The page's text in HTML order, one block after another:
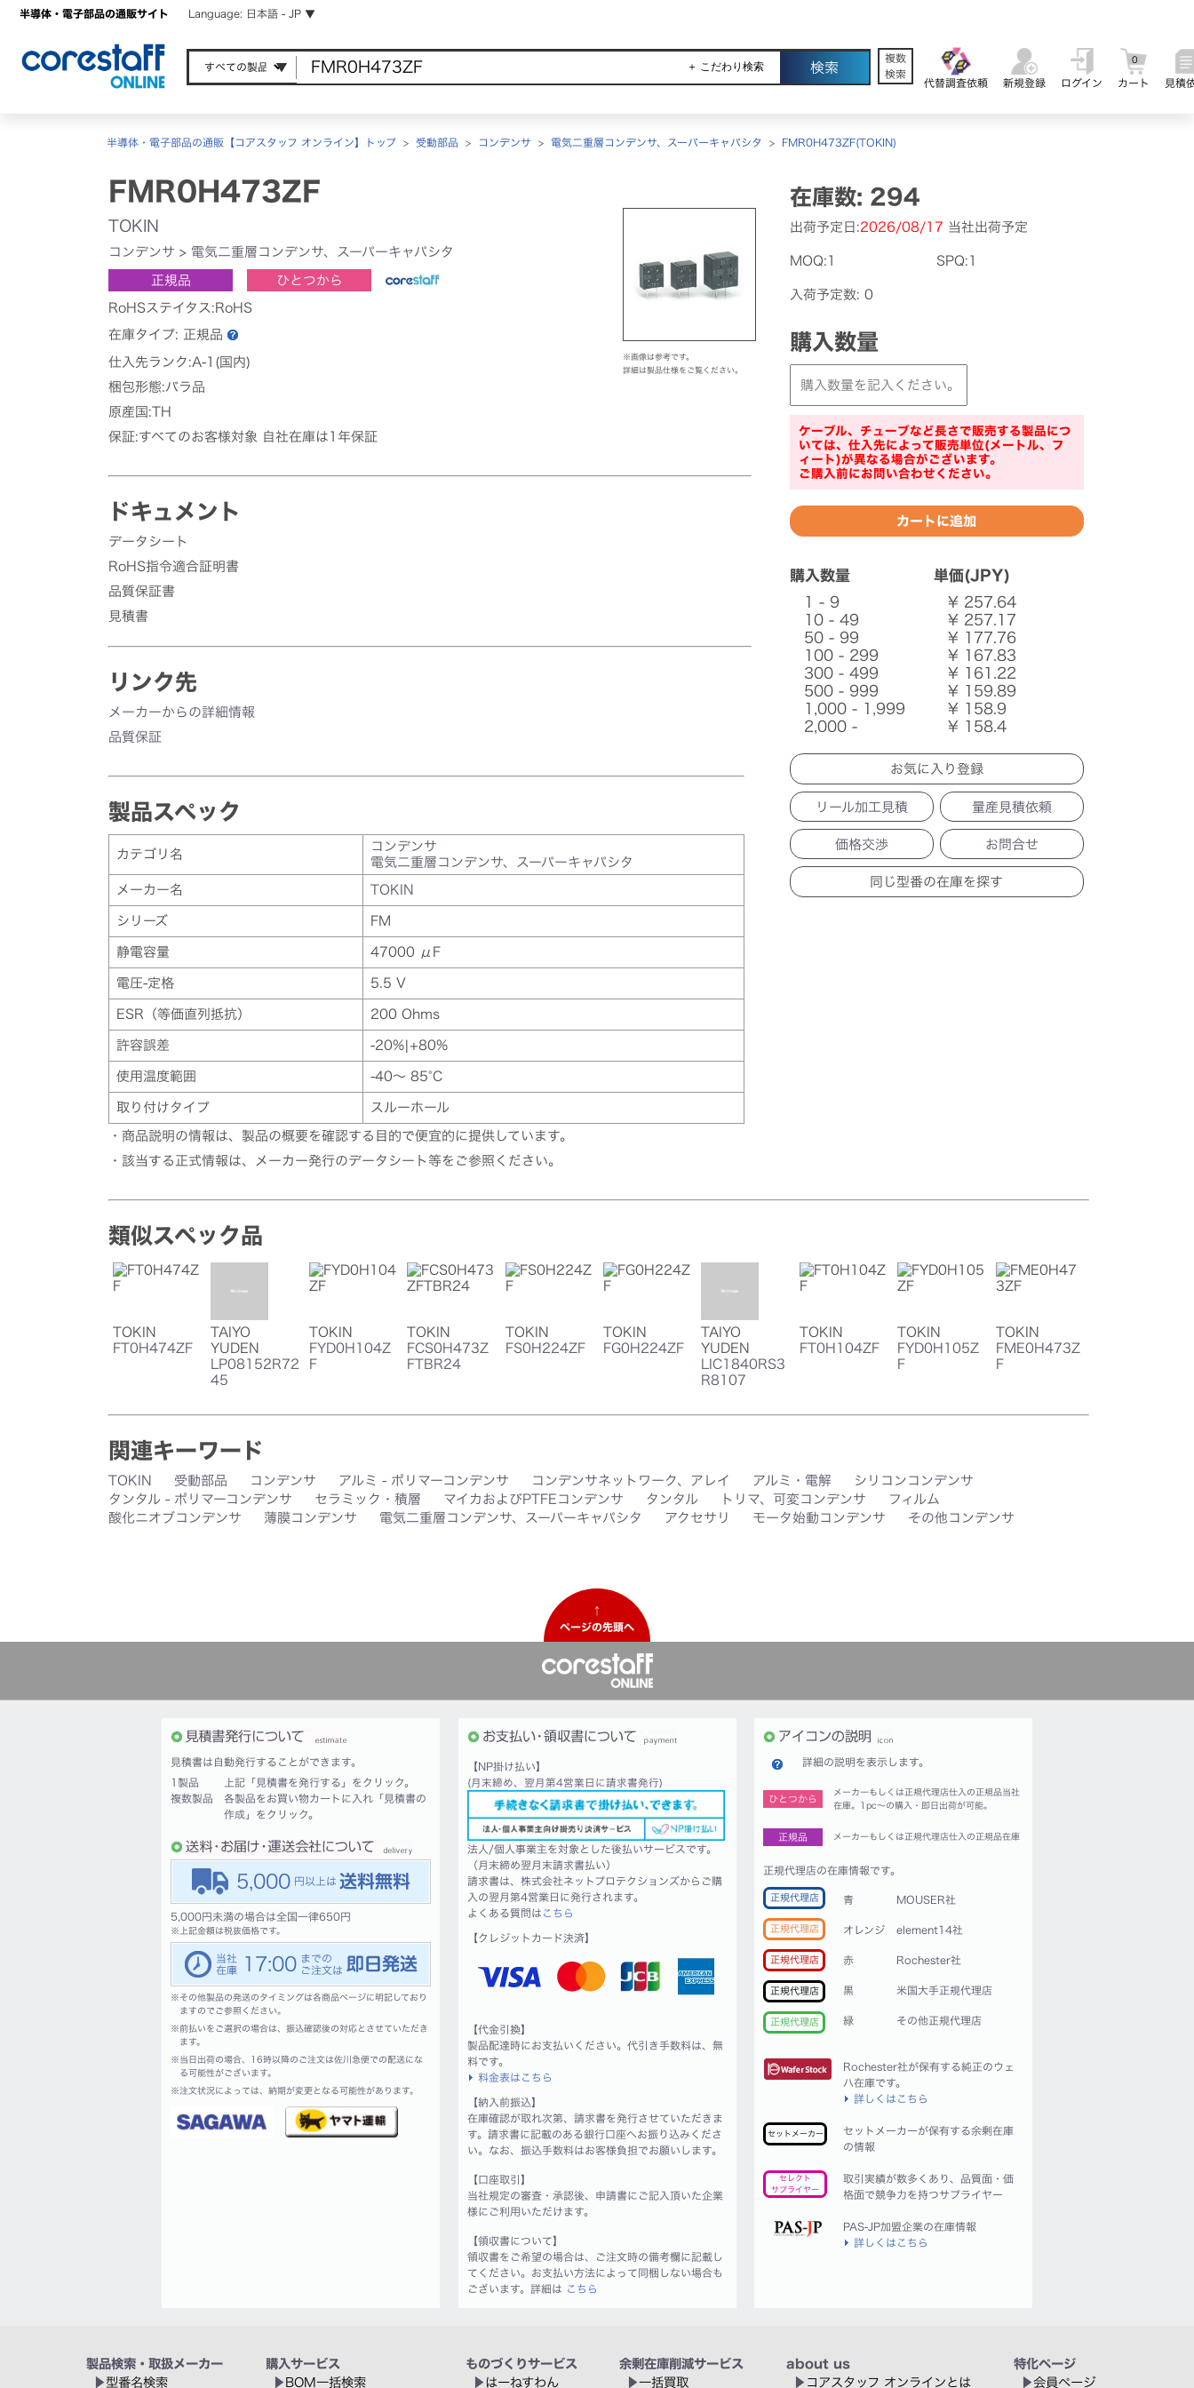
半導体・電子部品の通販サイト Language: 日本語 - JP ▼
＋ こだわり検索
複数
検索
代替調査依頼
新規登録 ログイン カート
0
見積
半導体・電子部品の通販【コアスタッフ オンライン】トップ > 受動部品 > コンデンサ > 電気二重層コンデンサ、スーパーキャパシタ > FMR0H473ZF(TOKIN)
FMR0H473ZF
TOKIN
コンデンサ > 電気二重層コンデンサ、スーパーキャパシタ
正規品 ひとつから
RoHSステイタス:RoHS
在庫タイプ: 正規品
仕入先ランク:A-1(国内)
梱包形態:バラ品
原産国:TH
保証:すべてのお客様対象 自社在庫は1年保証
※画像は参考です。
詳細は製品仕様をご覧ください。
ドキュメント
データシート
RoHS指令適合証明書
品質保証書
見積書
リンク先
メーカーからの詳細情報
品質保証
製品スペック
カテゴリ名
コンデンサ
電気二重層コンデンサ、スーパーキャパシタ
メーカー名 TOKIN
シリーズ FM
静電容量 47000 μF
電圧-定格 5.5 V
ESR（等価直列抵抗） 200 Ohms
許容誤差 -20%|+80%
使用温度範囲 -40～ 85°C
取り付けタイプ スルーホール
・商品説明の情報は、製品の概要を確認する目的で便宜的に提供しています。
・該当する正式情報は、メーカー発行のデータシート等をご参照ください。
在庫数: 294
出荷予定日:2026/08/17 当社出荷予定
MOQ:1 SPQ:1
入荷予定数: 0
購入数量
ケーブル、チューブなど長さで販売する製品につ
いては、仕入先によって販売単位(メートル、フ
ィート)が異なる場合がございます。
ご購入前にお問い合わせください。
購入数量
単価(JPY)
1 - 9
¥ 257.64
10 - 49
¥ 257.17
50 - 99
¥ 177.76
100 - 299
¥ 167.83
300 - 499
¥ 161.22
500 - 999
¥ 159.89
1,000 - 1,999
¥ 158.9
2,000 -
¥ 158.4
リール加工見積 量産見積依頼
価格交渉 お問合せ
類似スペック品
TOKIN
FT0H474ZF
TAIYO
YUDEN
LP08152R72
45
TOKIN
FYD0H104Z
F
TOKIN
FCS0H473Z
FTBR24
TOKIN
FS0H224ZF
TOKIN
FG0H224ZF
TAIYO
YUDEN
LIC1840RS3
R8107
TOKIN
FT0H104ZF
TOKIN
FYD0H105Z
F
TOKIN
FME0H473Z
F
関連キーワード
TOKIN 受動部品 コンデンサ アルミ - ポリマーコンデンサ コンデンサネットワーク、アレイ アルミ・電解
シリコンコンデンサ
タンタル - ポリマーコンデンサ
セラミック・積層 マイカおよびPTFEコンデンサ タンタル トリマ、可変コンデンサ
フィルム
酸化ニオブコンデンサ
薄膜コンデンサ 電気二重層コンデンサ、スーパーキャパシタ アクセサリ モータ始動コンデンサ その他コンデンサ
↑
ページの先頭へ
見積書は自動発行することができます。
1製品
上記「見積書を発行する」をクリック。
複数製品
各製品をお買い物カートに入れ「見積書の
作成」をクリック。
5,000
5,000円未満の場合は全国一律650円
※ 上記金額は税抜価格です。
17:00
※その他製品の発送のタイミングは各商品ページに明記しており
ますのでご参照ください。
※前払いをご選択の場合は、振込確認後の対応とさせていただき
ます。
※ 当日出荷の場合、16時以降のご注文は佐川急便での配送にな
る可能性がございます。
※注文状況によっては、納期が変更となる可能性があります。
【NP掛け払い】
(月末締め、翌月第4営業日に請求書発行)
法人/個人事業主を対象とした後払いサービスです。
（月末締め翌月末請求書払い）
請求書は、株式会社ネットプロテクションズからご購
入の翌月第4営業日に発行されます。
よくある質問は こちら
【クレジットカード決済】
【代金引換】
製品配達時にお支払いください。代引き手数料は、無
料です。
料金表はこちら
【納入前振込】
在庫確認が取れ次第、請求書を発行させていただきま
す。請求書に記載のある銀行口座へお振り込みくださ
い。なお、振込手数料はお客様負担でお願いします。
【口座取引】
当社規定の審査・承認後、申請書にご記入頂いた企業
様にご利用いただけます。
【領収書について】
領収書をご希望の場合は、ご注文時の備考欄に記載し
てください。お支払い方法によって同梱しない場合も
ございます。詳細は こちら
詳細の説明を表示します。
ひとつから
メーカーもしくは正規代理店仕入の正規品当社
在庫。1pc〜の購入・即日出荷が可能。
正規品 メーカーもしくは正規代理店仕入の正規品在庫
正規代理店の在庫情報です。
正規代理店
正規代理店
正規代理店
正規代理店
正規代理店
青 MOUSER社
オレンジ element14社
赤 Rochester社
黒 米国大手正規代理店
緑 その他正規代理店
Rochester社が保有する純正のウェ
ハ在庫です。
詳しくはこちら
セットメーカー
セットメーカーが保有する余剰在庫
の情報
セレクト
サプライヤー
取引実績が数多くあり、品質面・価
格面で競争力を持つサプライヤー
PAS-JP加盟企業の在庫情報
詳しくはこちら
製品検索・取扱メーカー
型番名検索
購入サービス
BOM一括検索
ものづくりサービス
はーねすわん
余剰在庫削減サービス
一括買取
about us
コアスタッフ オンラインとは
特化ページ
会員ページ